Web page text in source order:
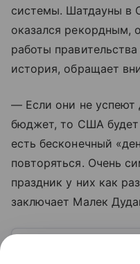
системы. Шатдауны в
оказался рекордным,
работы
история, обращает
— Если они не успеют
бюджет, то США
есть бесконечный
повторяться. Очень
праздник у них как
заключает Малек